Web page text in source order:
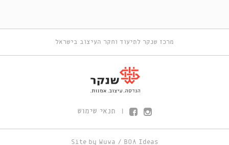
מרכז שנקר לתיעוד וחקר העיצוב בישראל
תנאי שימוש
Site by Wuwa / BOA Ideas